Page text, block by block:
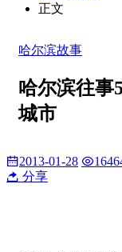
正文
哈尔滨故事
哈尔滨往事
城市
2013-01-28
分享